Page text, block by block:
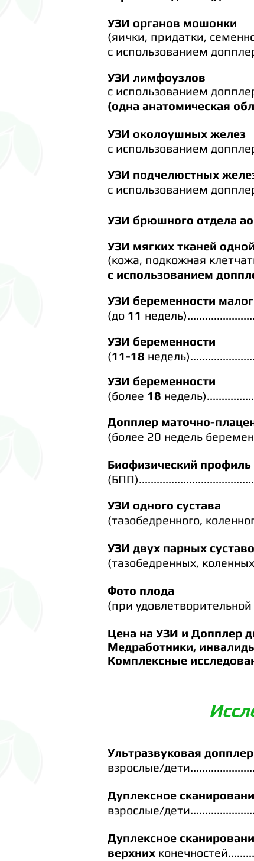
УЗИ органов мошонки
(яички, придатки,
с использованием
УЗИ лимфоузлов
с использованием
(одна анатомическая
УЗИ околоушных желез
с использованием
УЗИ подчелюстных
с использованием
УЗИ брюшного отдела
УЗИ мягких тканей
(кожа, подкожная
с использованием
УЗИ беременности
(до 11
УЗИ беременности
(11-18
УЗИ беременности
(более 18 недель)
Допплер маточно-
(более 20 недель
Биофизический профиль
(БПП)
УЗИ одного сустава
(тазобедренного,
УЗИ двух парных
(тазобедренных,
Фото плода
(при удовлетворительной
Цена на УЗИ и Допплер
Медработники,
Комплексные
Ультразвуковая
взрослые/дети
Дуплексное
взрослые/дети
Дуплексное
верхних конечностей